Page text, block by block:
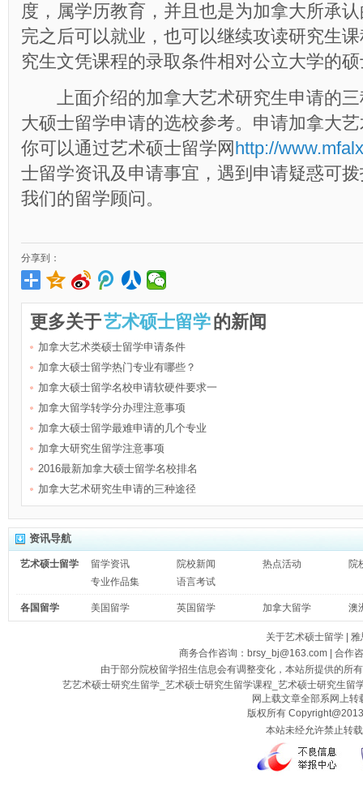
度，属学历教育，并且也是为加拿大所承
完之后可以就业，也可以继续攻读研究生
究生文凭课程的录取条件相对公立大学的
上面介绍的加拿大艺术研究生申请的三
大硕士留学申请的选校参考。申请加拿大
你可以通过艺术硕士留学网 http://
士留学资讯及申请事宜，遇到申请疑惑可
我们的留学顾问。
分享到：
更多关于艺术硕士留学的新闻
加拿大艺术类硕士留学申请条件
加拿大硕士留学热门专业有哪些？
加拿大硕士留学名校申请软硬件要求一
加拿大留学转学分办理注意事项
加拿大硕士留学最难申请的几个专业
加拿大研究生留学注意事项
2016最新加拿大硕士留学名校排名
加拿大艺术研究生申请的三种途径
资讯导航
艺术硕士留学 留学资讯 院校新闻 热点活动
院
专业作品集
语言考试
各国留学 美国留学 英国留学 加拿大留学 澳
关于艺术硕士留学
雅
商务合作咨询：brsy_bj@163.com | 合作
由于部分院校留学招生信息会有调整变化，本站所提供的所
艺艺术硕士研究生留学_艺术硕士研究生留学课程_艺术硕士研究生
网上载文章全部系网上
版权所有
本站未经允许禁止转